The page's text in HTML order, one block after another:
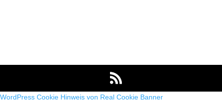
WordPress Cookie Hinweis von Real Cookie Banner